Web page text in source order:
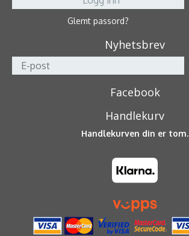
Glemt passord?
Nyhetsbrev
Facebook
Handlekurv
Handlekurven din er tom.